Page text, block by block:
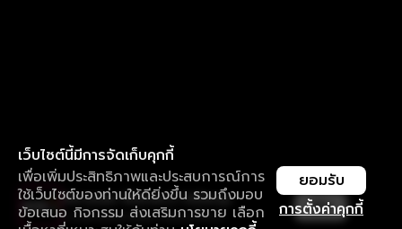
เว็บไซต์นี้มีการจัดเก็บคุกกี้
เพื่อเพิ่มประสิทธิภาพและประสบการณ์การ
ใช้เว็บไซต์ของท่านให้ดียิ่งขึ้น รวมถึงมอบ
ข้อเสนอ กิจกรรม ส่งเสริมการขาย เลือก
การตั้งค่าคุกกี้
ยอมรับ
ใช้งานแอป ลื่นไหลกว่า ไม่มีสะดุด
ดาวน์โหลดแอปเพื่อการรับชมที่ดีกว่า เปิด